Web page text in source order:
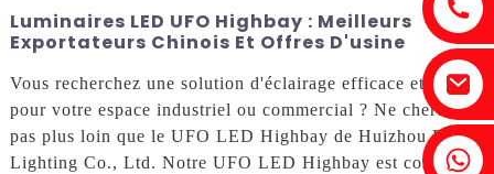
Fenia : +86 18607525299
Luminaires LED UFO Highbay : Meilleurs
Exportateurs Chinois Et Offres D'usine
Vous recherchez une solution d'éclairage efficace et fiable
pour votre espace industriel ou commercial ? Ne cherchez
pas plus loin que le UFO LED Highbay de Huizhou Risen
Lighting Co., Ltd. Notre UFO LED Highbay est conçu